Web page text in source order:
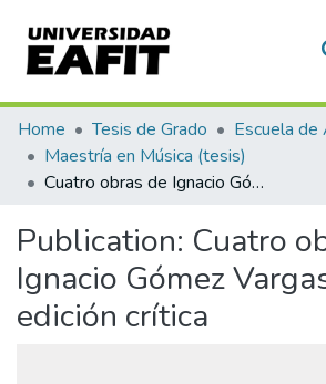
Communities & Collections
All of DSpace
Home Tesis de Grado
Maestría en Música (tesis)
Cuatro obras de Ignacio Gómez Vargas : una edición crítica
Publication: Cuatro
Ignacio Gómez
edición crítica